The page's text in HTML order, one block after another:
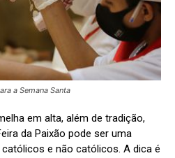
a Semana Santa
em alta, além de tradição,
da Paixão pode ser uma
e não católicos. A dica é